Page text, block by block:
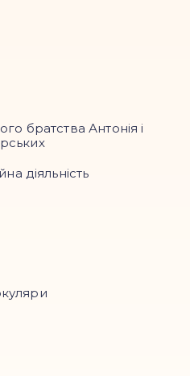
братства Антонія і
діяльність